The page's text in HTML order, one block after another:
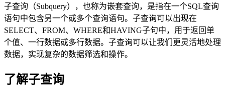
子查询（Subquery），也称为嵌套查询，是指在一个SQL查询
语句中包含另一个或多个查询语句。子查询可以出现在
SELECT、FROM、WHERE和HAVING子句中，用于返回单
个值、一行数据或多行数据。子查询可以让我们更灵活地处理
数据，实现复杂的数据筛选和操作。
了解子查询